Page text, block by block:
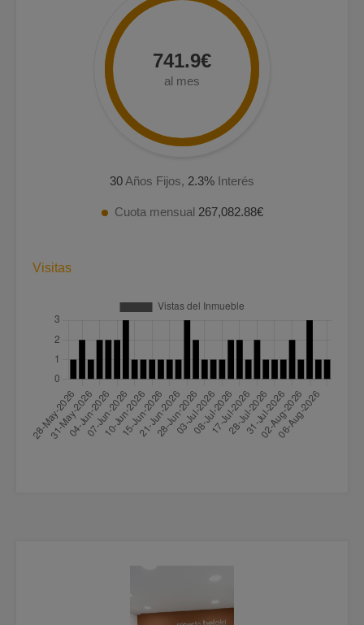
741.9€
al mes
30Años Fijos, 2.3% Interés
Cuota mensual 267,082.88€
Visitas